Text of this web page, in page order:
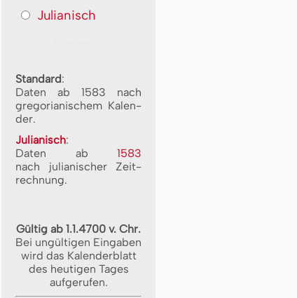
Julianisch
Standard:
Daten ab 1583 nach
gre­go­ri­a­ni­schem Ka­len­
der.
Julianisch:
Daten ab 1583
nach ju­li­a­ni­scher Zeit­
rech­nung.
Gültig ab 1.1.4700 v. Chr.
Bei ungültigen Eingaben
wird das Kalenderblatt
des heutigen Tages
aufgerufen.